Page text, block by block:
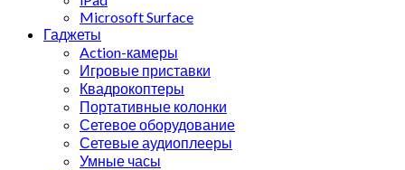
Microsoft Surface
Гаджеты
Action-камеры
Игровые приставки
Квадрокоптеры
Портативные колонки
Сетевое оборудование
Сетевые аудиоплееры
Умные часы